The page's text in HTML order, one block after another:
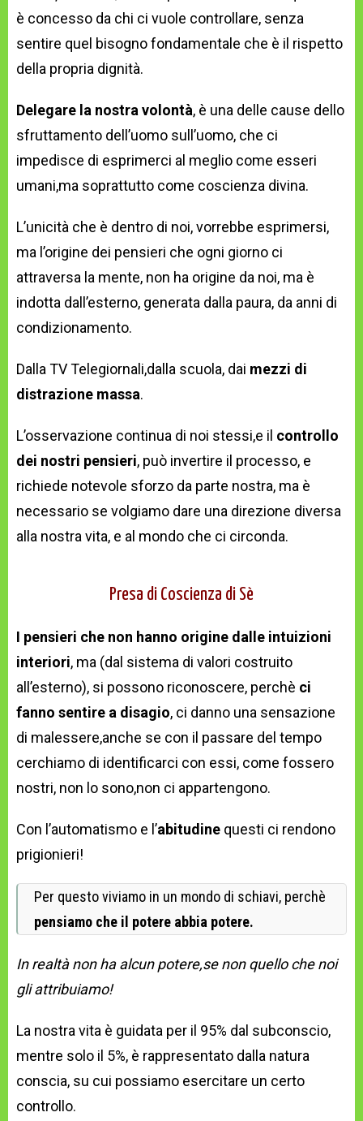
è concesso da chi ci vuole controllare, senza
sentire quel bisogno fondamentale che è il rispetto
della propria dignità.
Delegare la nostra volontà, è una delle cause dello
sfruttamento dell’uomo sull’uomo, che ci
impedisce di esprimerci al meglio come esseri
umani,ma soprattutto come coscienza divina.
L’unicità che è dentro di noi, vorrebbe esprimersi,
ma l’origine dei pensieri che ogni giorno ci
attraversa la mente, non ha origine da noi, ma è
indotta dall’esterno, generata dalla paura, da anni di
condizionamento.
Dalla TV Telegiornali,dalla scuola, dai mezzi di
distrazione massa.
L’osservazione continua di noi stessi,e il controllo
dei nostri pensieri, può invertire il processo, e
richiede notevole sforzo da parte nostra, ma è
necessario se volgiamo dare una direzione diversa
alla nostra vita, e al mondo che ci circonda.
Presa di Coscienza di Sè
I pensieri che non hanno origine dalle intuizioni
interiori, ma (dal sistema di valori costruito
all’esterno), si possono riconoscere, perchè ci
fanno sentire a disagio, ci danno una sensazione
di malessere,anche se con il passare del tempo
cerchiamo di identificarci con essi, come fossero
nostri, non lo sono,non ci appartengono.
Con l’automatismo e l’abitudine questi ci rendono
prigionieri!
Per questo viviamo in un mondo di schiavi, perchè
pensiamo che il potere abbia potere.
In realtà non ha alcun potere,se non quello che noi
gli attribuiamo!
La nostra vita è guidata per il 95% dal subconscio,
mentre solo il 5%, è rappresentato dalla natura
conscia, su cui possiamo esercitare un certo
controllo.